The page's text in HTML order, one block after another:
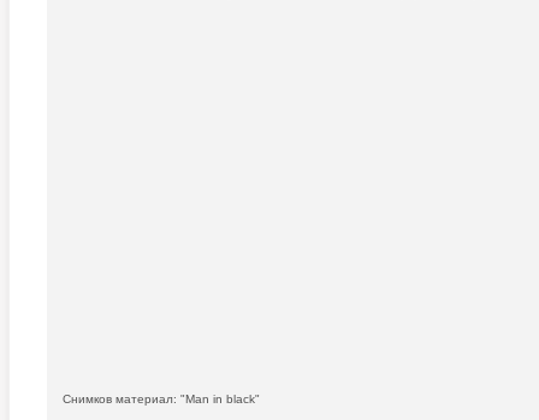
Снимков материал: "Man in black"